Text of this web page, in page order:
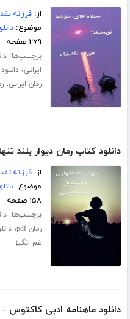
از:فرزانه
موضوع:
۲۷۹ صفحه
برچسب‌ها:
ایرانی،
رمان ایرانی،
دانلود کتاب رمان دیوار بلند
از:فرزانه
موضوع:
۱۵۸ صفحه
برچسب‌ها:
رمان pdf
،
غم انگیز
دانلود ماهنامه ادبی کاکتوس -